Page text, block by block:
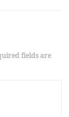
fields are